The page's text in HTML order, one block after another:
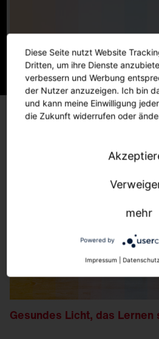
Gesundes Licht, das Lernen
Diese Seite nutzt Website
Dritten, um ihre Dienste
verbessern und Werbung
der Nutzer anzuzeigen. Ich bin
und kann meine Einwilligung
die Zukunft widerrufen oder
mehr
Powered by
Impressum |